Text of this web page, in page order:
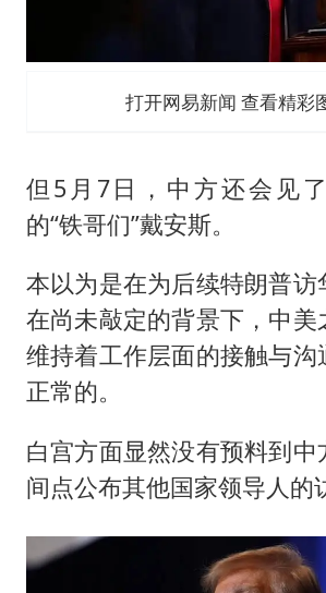
打开网易新闻 查看精彩
但5月7日，中方还会见
的“铁哥们”戴安斯。
本以为是在为后续特朗普访
在尚未敲定的背景下，中美
维持着工作层面的接触与沟
正常的。
白宫方面显然没有预料到
间点公布其他国家领导人的